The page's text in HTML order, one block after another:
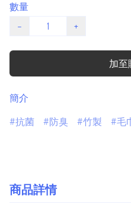
數量
−
+
加至
簡介
抗菌
防臭 竹製 毛
商品詳情